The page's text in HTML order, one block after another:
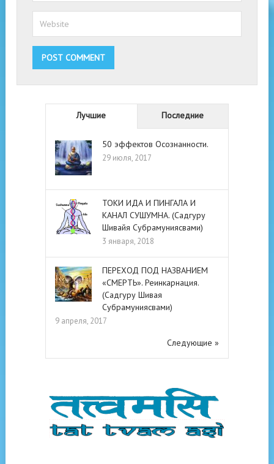
Лучшие Последние
50 эффектов Осознанности.
29 июля, 2017
ТОКИ ИДА И ПИНГАЛА И
КАНАЛ СУШУМНА. (Садгуру
Шивайя Субрамуниясвами)
3 января, 2018
ПЕРЕХОД ПОД НАЗВАНИЕМ
«СМЕРТЬ». Реинкарнация.
(Садгуру Шивая
Субрамуниясвами)
9 апреля, 2017
Следующие »